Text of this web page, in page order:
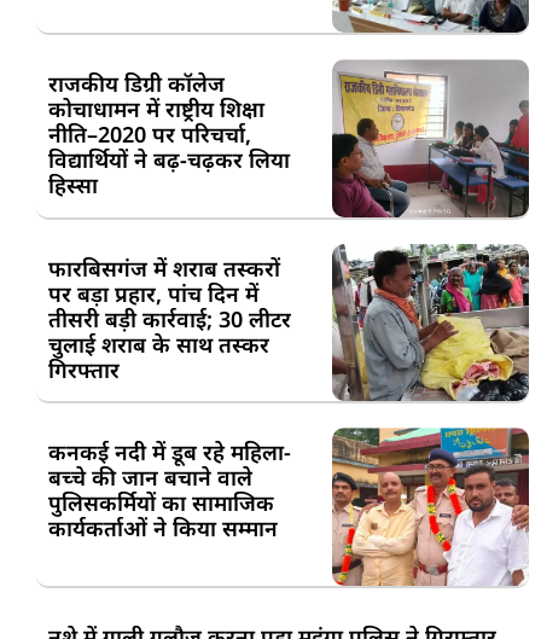
राजकीय डिग्री कॉलेज
कोचाधामन में राष्ट्रीय शिक्षा
नीति–2020 पर परिचर्चा,
विद्यार्थियों ने बढ़-चढ़कर लिया
हिस्सा
फारबिसगंज में शराब तस्करों
पर बड़ा प्रहार, पांच दिन में
तीसरी बड़ी कार्रवाई; 30 लीटर
चुलाई शराब के साथ तस्कर
गिरफ्तार
कनकई नदी में डूब रहे महिला-
बच्चे की जान बचाने वाले
पुलिसकर्मियों का सामाजिक
कार्यकर्ताओं ने किया सम्मान